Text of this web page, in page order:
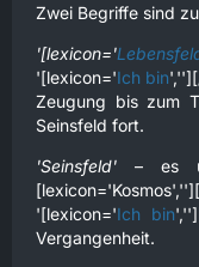
Zwei Begriffe sind
'[lexicon='
'[lexicon='Ich bin
Zeugung bis zum
Seinsfeld fort.
'Seinsfeld' – es
'[lexicon='Ich bin
Vergangenheit.